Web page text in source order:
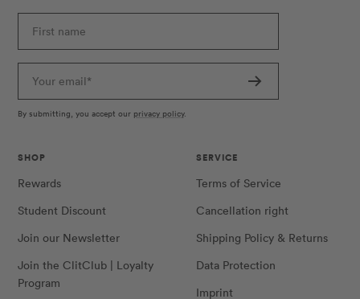
First name
Your email*
By submitting, you accept our privacy policy.
SHOP
Rewards
Student Discount
Join our Newsletter
Join the ClitClub | Loyalty
Program
SERVICE
Terms of Service
Cancellation right
Shipping Policy & Returns
Data Protection
Imprint